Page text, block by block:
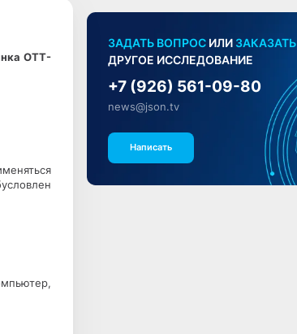
ОТТ-
ЗАДАТЬ ВОПРОС ИЛИ ЗАКАЗАТЬ
ДРУГОЕ ИССЛЕДОВАНИЕ
+7 (926) 561-09-80
news@json.tv
Написать